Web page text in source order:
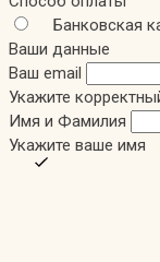
Банковская
Ваши данные
Ваш email
Укажите
Имя и Фамилия
Укажите ваше имя